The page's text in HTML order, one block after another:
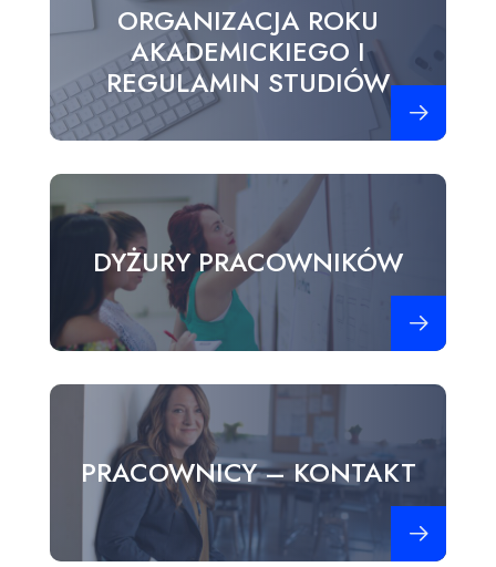
ORGANIZACJA ROKU
AKADEMICKIEGO I
REGULAMIN STUDIÓW
DYŻURY PRACOWNIKÓW
PRACOWNICY – KONTAKT